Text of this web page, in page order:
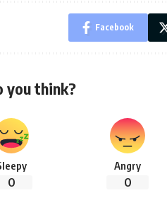
Facebook
you think?
0
Angry
0